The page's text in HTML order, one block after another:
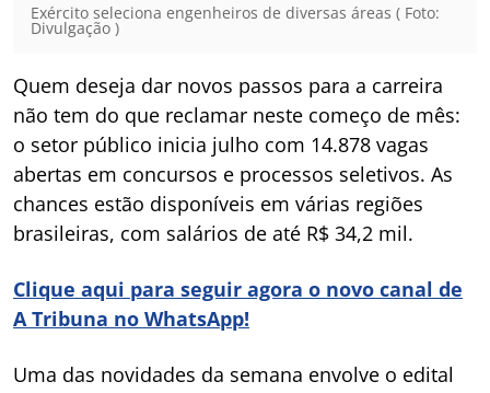
Exército seleciona engenheiros de diversas áreas ( Foto:
Divulgação )
Quem deseja dar novos passos para a carreira
não tem do que reclamar neste começo de mês:
o setor público inicia julho com 14.878 vagas
abertas em concursos e processos seletivos. As
chances estão disponíveis em várias regiões
brasileiras, com salários de até R$ 34,2 mil.
Clique aqui para seguir agora o novo canal de
A Tribuna no WhatsApp!
Uma das novidades da semana envolve o edital